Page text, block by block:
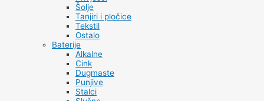
Šolje
Tanjiri i pločice
Tekstil
Ostalo
Baterije
Alkalne
Cink
Dugmaste
Punjive
Stalci